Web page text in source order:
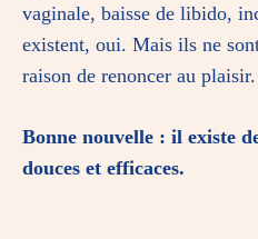
vaginale, baisse de libido,
existent, oui. Mais ils ne
raison de renoncer au plaisir.
Bonne nouvelle : il existe
douces et efficaces.